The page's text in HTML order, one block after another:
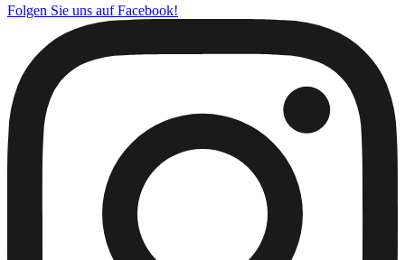
Folgen Sie uns auf Facebook!